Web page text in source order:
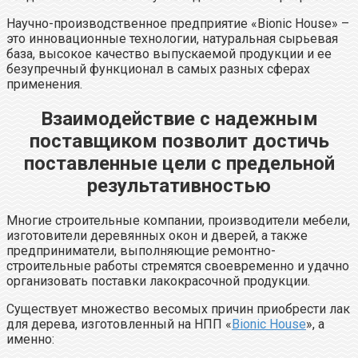
Научно-производственное предприятие «Bionic House» –
это инновационные технологии, натуральная сырьевая
база, высокое качество выпускаемой продукции и ее
безупречный функционал в самых разных сферах
применения.
Взаимодействие с надежным
поставщиком позволит достичь
поставленные цели с предельной
результативностью
Многие строительные компании, производители мебели,
изготовители деревянных окон и дверей, а также
предприниматели, выполняющие ремонтно-
строительные работы стремятся своевременно и удачно
организовать поставки лакокрасочной продукции.
Существует множество весомых причин приобрести лак
для дерева, изготовленный на НПП «Bionic House», а
именно: